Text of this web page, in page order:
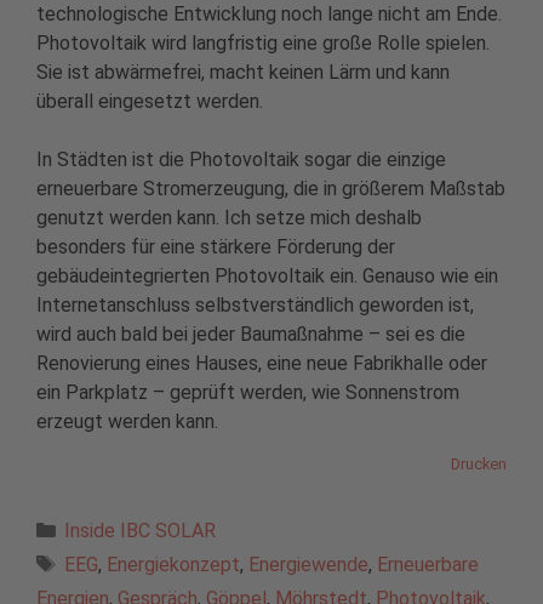
technologische Entwicklung noch lange nicht am Ende.
Photovoltaik wird langfristig eine große Rolle spielen.
Sie ist abwärmefrei, macht keinen Lärm und kann
überall eingesetzt werden.
In Städten ist die Photovoltaik sogar die einzige
erneuerbare Stromerzeugung, die in größerem Maßstab
genutzt werden kann. Ich setze mich deshalb
besonders für eine stärkere Förderung der
gebäudeintegrierten Photovoltaik ein. Genauso wie ein
Internetanschluss selbstverständlich geworden ist,
wird auch bald bei jeder Baumaßnahme – sei es die
Renovierung eines Hauses, eine neue Fabrikhalle oder
ein Parkplatz – geprüft werden, wie Sonnenstrom
erzeugt werden kann.
Drucken
Kategorien
Inside IBC SOLAR
Schlagwörter
EEG, Energiekonzept, Energiewende, Erneuerbare
Energien, Gespräch, Göppel, Möhrstedt, Photovoltaik,